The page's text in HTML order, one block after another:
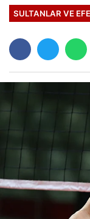
SULTANLAR VE